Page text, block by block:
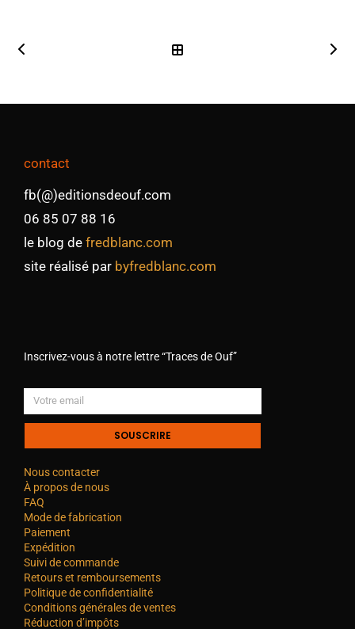
contact
fb(@)editionsdeouf.com
06 85 07 88 16
le blog de fredblanc.com
site réalisé par byfredblanc.com
Inscrivez-vous à notre lettre “Traces de Ouf”
SOUSCRIRE
Nous contacter
À propos de nous
FAQ
Mode de fabrication
Paiement
Expédition
Suivi de commande
Retours et remboursements
Politique de confidentialité
Conditions générales de ventes
Réduction d’impôts